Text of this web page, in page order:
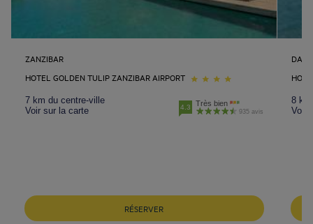
ZANZIBAR
HOTEL GOLDEN TULIP ZANZIBAR AIRPORT
7 km du centre-ville
Voir sur la carte
4.3 Très bien
935 avis
RÉSERVER
DAR
8
Voir